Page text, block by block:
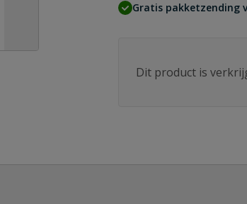
Gratis pakketzending
Dit product is